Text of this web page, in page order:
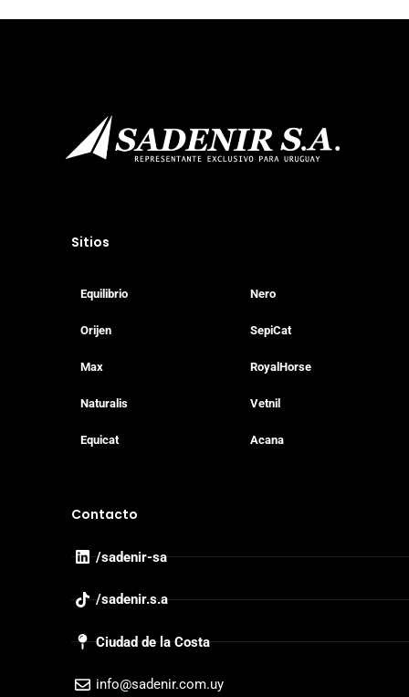
Sitios
Equilibrio
Orijen
Max
Naturalis
Equicat
Nero
SepiCat
RoyalHorse
Vetnil
Acana
Contacto
/sadenir-sa
/sadenir.s.a
Ciudad de la Costa
info@sadenir.com.uy